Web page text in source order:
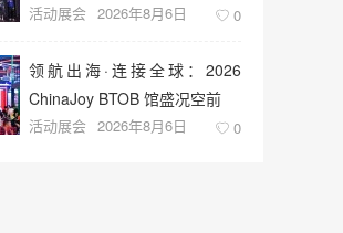
有你，共赴这场“与 AI 同游”的
活动展会 2026年8月6日 0
领航出海·连接全球：2026
ChinaJoy BTOB 馆盛况空前
活动展会 2026年8月6日 0